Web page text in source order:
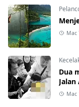
Mac
Dua
Jalan
Mac